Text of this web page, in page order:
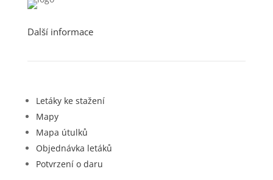
Další informace
Letáky ke stažení
Mapy
Mapa útulků
Objednávka letáků
Potvrzení o daru